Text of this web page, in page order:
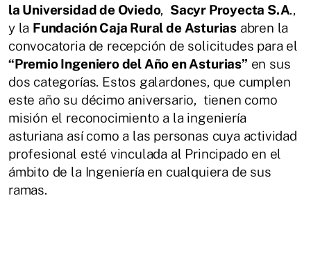
la Universidad de Oviedo, Sacyr Proyecta S.A.,
y la Fundación Caja Rural de Asturiasabren la
convocatoria de recepción de solicitudes para el
“Premio Ingeniero del Año en Asturias” en sus
dos categorías. Estos galardones, que cumplen
este año su décimo aniversario, tienen como
misión el reconocimiento a la ingeniería
asturiana así como a las personas cuya actividad
profesional esté vinculada al Principado en el
ámbito de la Ingeniería en cualquiera de sus
ramas.